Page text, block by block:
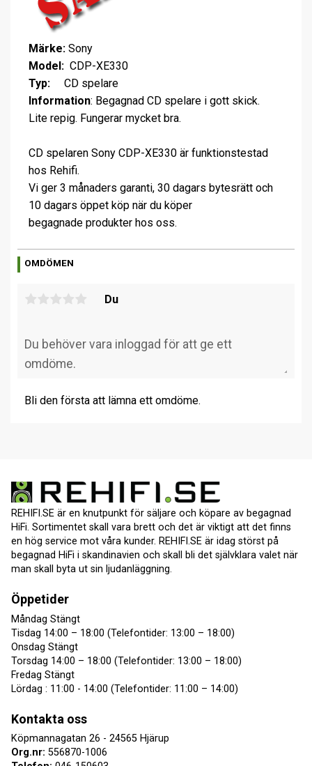
Märke: Sony
Model: CDP-XE330
Typ: CD spelare
Information: Begagnad CD spelare i gott skick.
Lite repig. Fungerar mycket bra.
CD spelaren Sony CDP-XE330 är funktionstestad
hos Rehifi.
Vi ger 3 månaders garanti, 30 dagars bytesrätt och
10 dagars öppet köp när du köper
begagnade produkter hos oss.
OMDÖMEN
Du
Bli den första att lämna ett omdöme.
REHIFI.SE är en knutpunkt för säljare och köpare av begagnad
HiFi. Sortimentet skall vara brett och det är viktigt att det finns
en hög service mot våra kunder. REHIFI.SE är idag störst på
begagnad HiFi i skandinavien och skall bli det självklara valet när
man skall byta ut sin ljudanläggning.
Öppetider
Måndag Stängt
Tisdag 14:00 – 18:00 (Telefontider: 13:00 – 18:00)
Onsdag Stängt
Torsdag 14:00 – 18:00 (Telefontider: 13:00 – 18:00)
Fredag Stängt
Lördag : 11:00 - 14:00 (Telefontider: 11:00 – 14:00)
Kontakta oss
Köpmannagatan 26 - 24565 Hjärup
Org.nr: 556870-1006